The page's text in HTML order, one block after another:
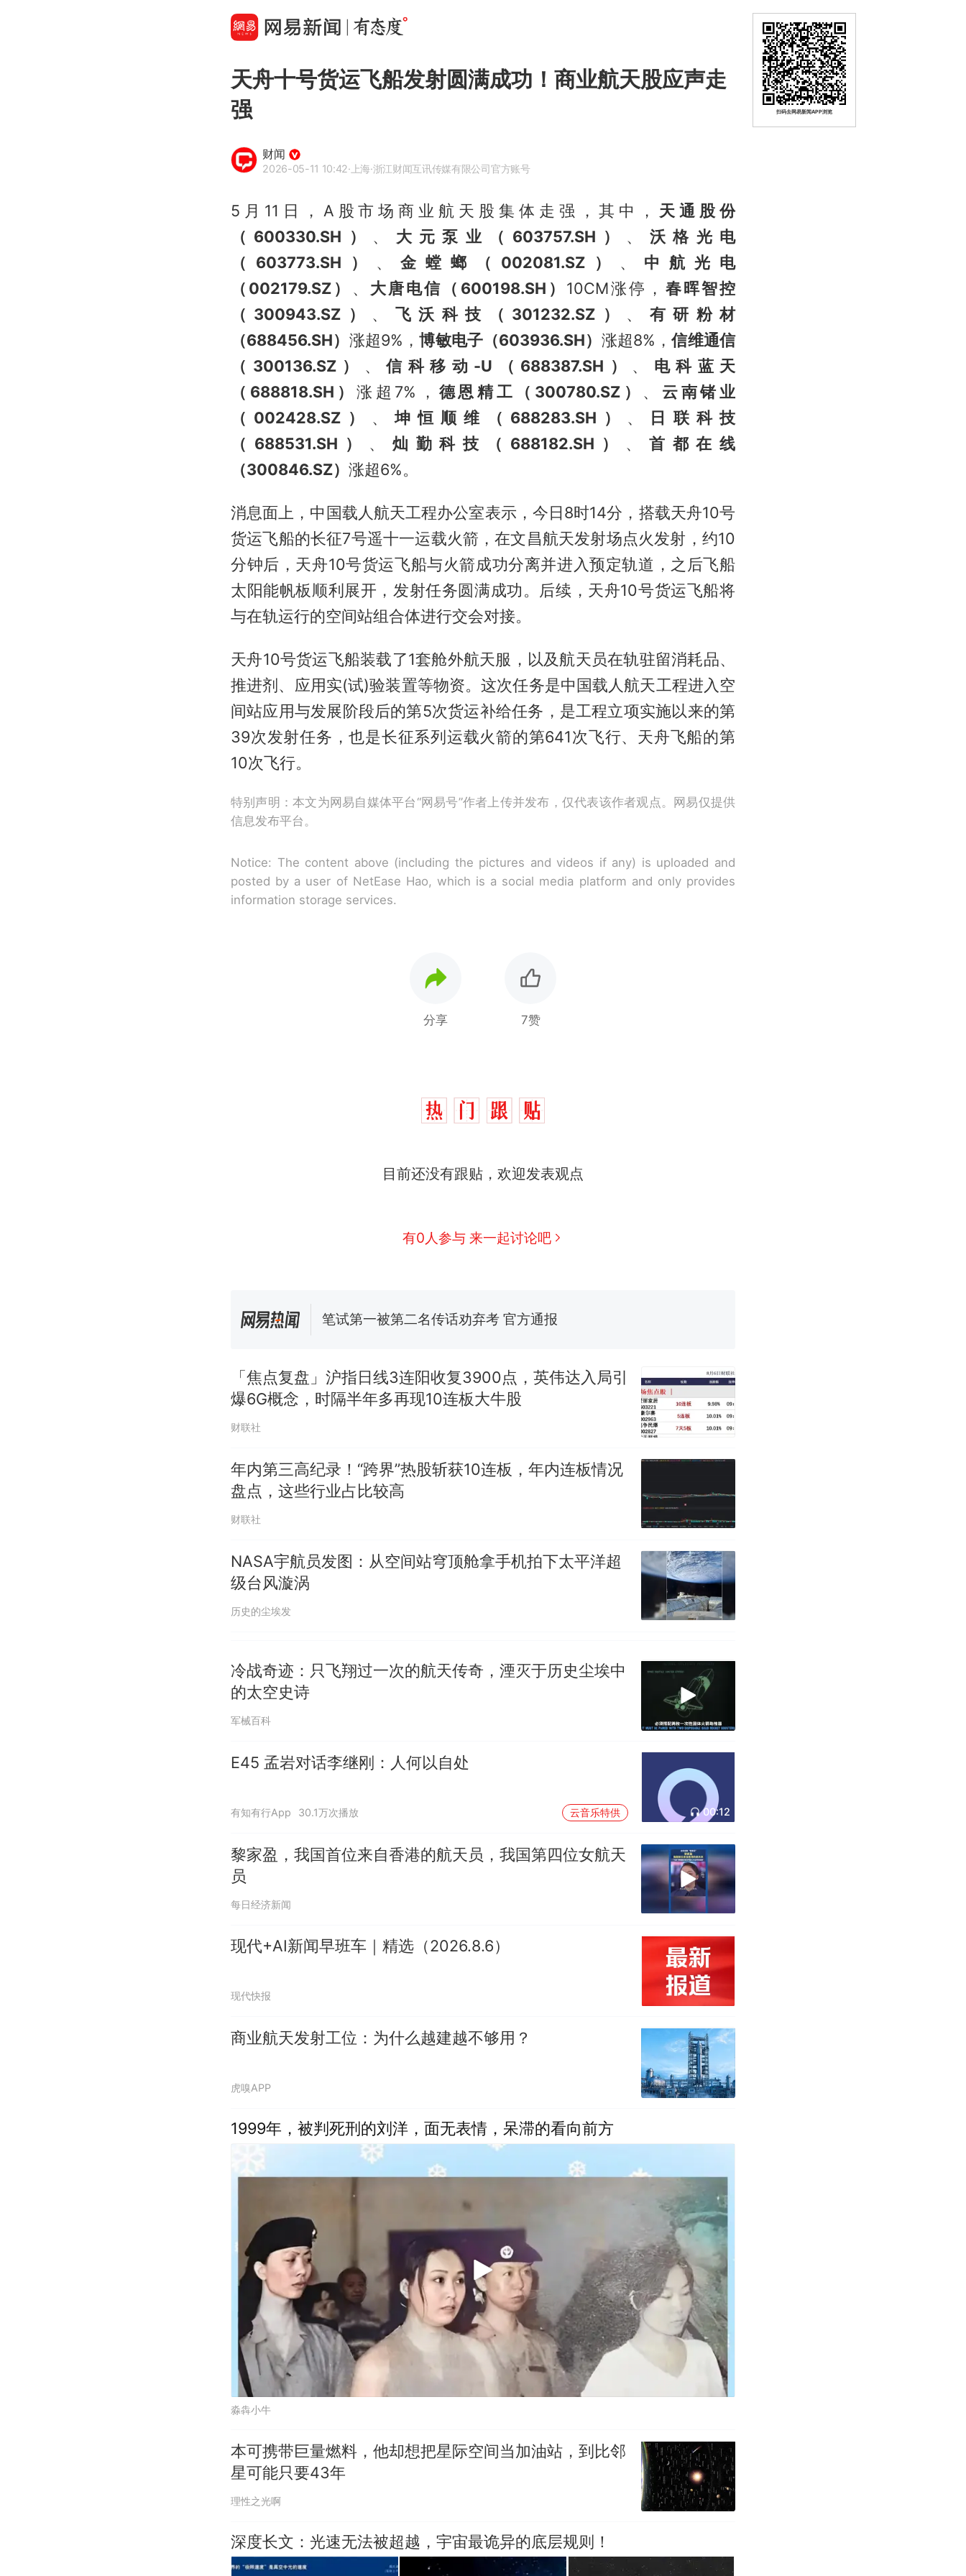
天舟十号货运飞船发射圆满成功！商业航天股应声走
强
财闻
2026-05-11 10:42·上海·浙江财闻互讯传媒有限公司官方账号
5月11日，A股市场商业航天股集体走强，其中， 天通股份
（600330.SH） 、 大元泵业（603757.SH） 、 沃格光电
（603773.SH） 、金螳螂（002081.SZ） 、 中航光电
（002179.SZ） 、 大唐电信（600198.SH） 10CM涨停， 春晖智控
（300943.SZ） 、 飞沃科技（301232.SZ） 、 有研粉材
（688456.SH） 涨超9%，博敏电子（603936.SH） 涨超8%，信维通信
（300136.SZ） 、 信科移动-U（688387.SH） 、 电科蓝天
（688818.SH） 涨超7%， 德恩精工（300780.SZ） 、 云南锗业
（002428.SZ） 、坤恒顺维（688283.SH） 、
日联科技
（688531.SH） 、 灿勤科技（688182.SH） 、 首都在线
（300846.SZ） 涨超6%。
消息面上，中国载人航天工程办公室表示，今日8时14分，搭载天舟10号
货运飞船的长征7号遥十一运载火箭，在文昌航天发射场点火发射，约10
分钟后，天舟10号货运飞船与火箭成功分离并进入预定轨道，之后飞船
太阳能帆板顺利展开，发射任务圆满成功。后续，天舟10号货运飞船将
与在轨运行的空间站组合体进行交会对接。
天舟10号货运飞船装载了1套舱外航天服，以及航天员在轨驻留消耗品、
推进剂、应用实(试)验装置等物资。这次任务是中国载人航天工程进入空
间站应用与发展阶段后的第5次货运补给任务，是工程立项实施以来的第
39次发射任务，也是长征系列运载火箭的第641次飞行、天舟飞船的第
10次飞行。
特别声明：本文为网易自媒体平台“网易号”作者上传并发布，仅代表该作者观点。网易仅提供
信息发布平台。
Notice: The content above (including the pictures and videos if any) is uploaded and
posted by a user of NetEase Hao, which is a social media platform and only provides
information storage services.
分享 7赞
目前还没有跟贴，欢迎发表观点
有0人参与 来一起讨论吧
制裁瓜子饺子，美国怕什么？
美国渔民钓获鲨鱼徒手将其拽回大海 目击者直呼震惊 （视频来源：
惊艳！字都飘起来了 博主在田间创作“悬浮字” 网友：真·裸眼3D！
「焦点复盘」沪指日线3连阳收复3900点，英伟达入局引
爆6G概念，时隔半年多再现10连板大牛股
财联社
年内第三高纪录！“跨界”热股斩获10连板，年内连板情况
盘点，这些行业占比较高
财联社
NASA宇航员发图：从空间站穹顶舱拿手机拍下太平洋超
级台风漩涡
历史的尘埃发
冷战奇迹：只飞翔过一次的航天传奇，湮灭于历史尘埃中
的太空史诗
军械百科
E45 孟岩对话李继刚：人何以自处
有知有行App 30.1万次播放 云音乐特供 00:12
黎家盈，我国首位来自香港的航天员，我国第四位女航天
员
每日经济新闻
现代+AI新闻早班车｜精选（2026.8.6）
现代快报
商业航天发射工位：为什么越建越不够用？
虎嗅APP
1999年，被判死刑的刘洋，面无表情，呆滞的看向前方
淼犇小牛
本可携带巨量燃料，他却想把星际空间当加油站，到比邻
星可能只要43年
理性之光啊
深度长文：光速无法被超越，宇宙最诡异的底层规则！
扫码去网易新闻APP浏览